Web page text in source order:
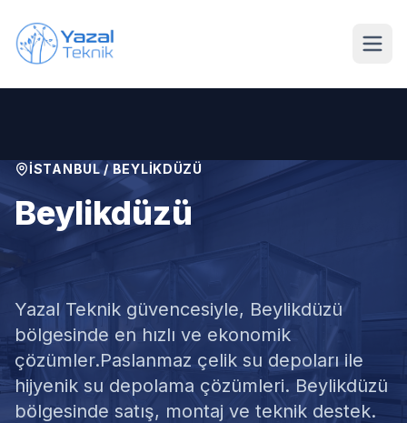
İSTANBUL/ BEYLIKDÜZÜ
Beylikdüzü
Paslanmaz Su Deposu
Yazal Teknik güvencesiyle, Beylikdüzü
bölgesinde en hızlı ve ekonomik
çözümler.Paslanmaz çelik su depoları ile
hijyenik su depolama çözümleri. Beylikdüzü
bölgesinde satış, montaj ve teknik destek.